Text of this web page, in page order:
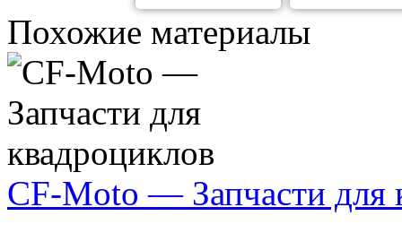
Похожие материалы
CF-Moto — Запчасти для